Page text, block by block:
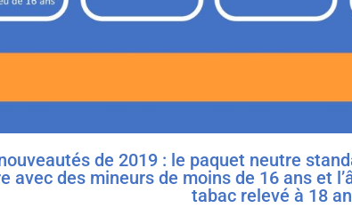
de 2019 : le paquet neutre
avec des mineurs de moins de 16 ans et
tabac relevé à 18